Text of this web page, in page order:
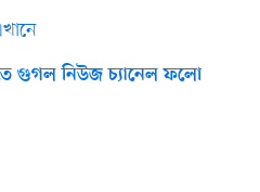
গুগল নিউজ চ্যানেল ফলো